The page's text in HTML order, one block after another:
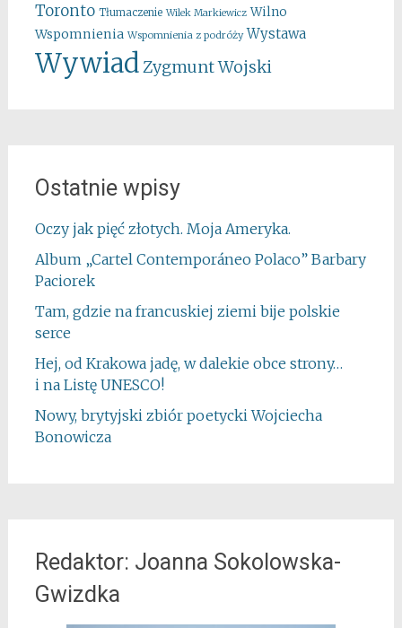
Toronto Tłumaczenie Wilek Markiewicz Wilno
Wspomnienia Wspomnienia z podróży Wystawa
WywiadZygmunt Wojski
Ostatnie wpisy
Oczy jak pięć złotych. Moja Ameryka.
Album „Cartel Contemporáneo Polaco” Barbary
Paciorek
Tam, gdzie na francuskiej ziemi bije polskie
serce
Hej, od Krakowa jadę, w dalekie obce strony…
i na Listę UNESCO!
Nowy, brytyjski zbiór poetycki Wojciecha
Bonowicza
Redaktor: Joanna Sokolowska-
Gwizdka